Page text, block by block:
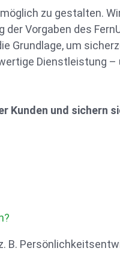
zu gestalten.
der Vorgaben des
Grundlage, um
Dienstleistung –
Kunden und sichern
B.